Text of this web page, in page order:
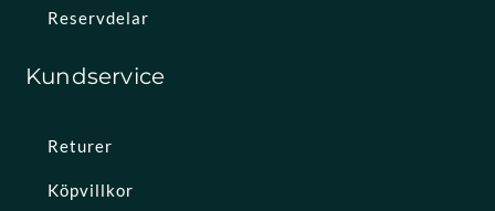
Reservdelar
Kundservice
Returer
Köpvillkor